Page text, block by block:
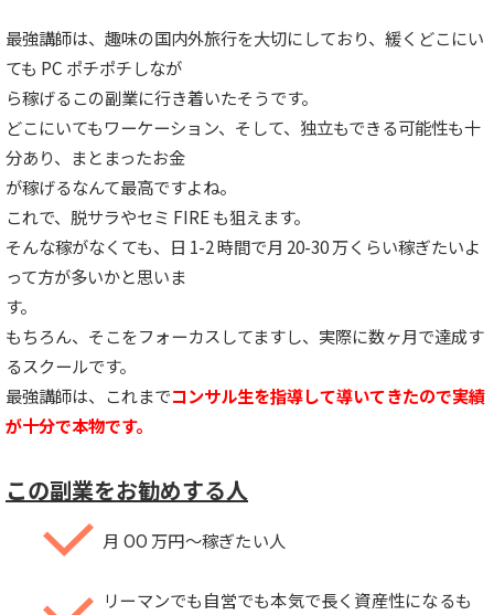
最強講師は、趣味の国内外旅行を大切にしており、緩くどこにい
ても PC ポチポチしなが
ら稼げるこの副業に行き着いたそうです。
どこにいてもワーケーション、そして、独立もできる可能性も十
分あり、まとまったお金
が稼げるなんて最高ですよね。
これで、脱サラやセミ FIRE も狙えます。
そんな稼がなくても、日 1-2 時間で月 20-30 万くらい稼ぎたいよ
って方が多いかと思いま
す。
もちろん、そこをフォーカスしてますし、実際に数ヶ月で達成す
るスクールです。
最強講師は、これまでコンサル生を指導して導いてきたので実績
が十分で本物です。
この副業をお勧めする人
月 OO 万円〜稼ぎたい人
リーマンでも自営でも本気で長く資産性になるも